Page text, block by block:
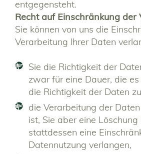
entgegensteht.
Recht auf Einschränkung der
Sie können von uns die
Verarbeitung Ihrer Daten
Sie die Richtigkeit der
zwar für eine Dauer, die
die Richtigkeit der Daten
die Verarbeitung der
ist, Sie aber eine
stattdessen eine
Datennutzung verlangen,